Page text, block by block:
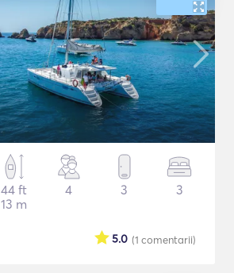
44 ft
13 m
4 3 3
(1 comentarii)
5.0